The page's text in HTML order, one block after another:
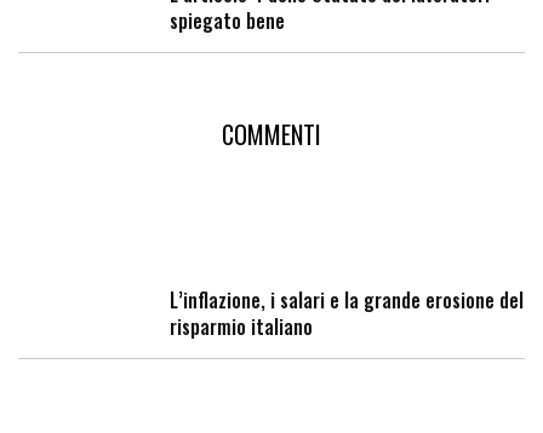
spiegato bene
COMMENTI
L’inflazione, i salari e la grande erosione del
risparmio italiano